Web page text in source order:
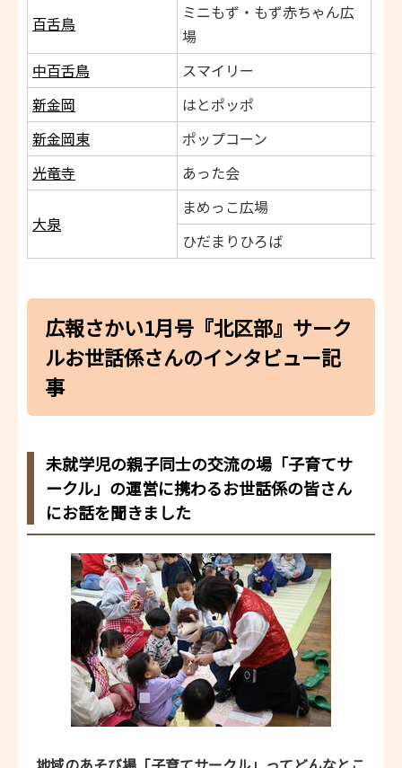
百舌鳥
ミニもず・もず赤ちゃん広
場
中百舌鳥
スマイリー
新金岡
はとポッポ
新金岡東
ポップコーン
光竜寺
あった会
大泉
まめっこ広場
ひだまりひろば
広報さかい1月号『北区部』サーク
ルお世話係さんのインタビュー記
事
未就学児の親子同士の交流の場「子育てサ
ークル」の運営に携わるお世話係の皆さん
にお話を聞きました